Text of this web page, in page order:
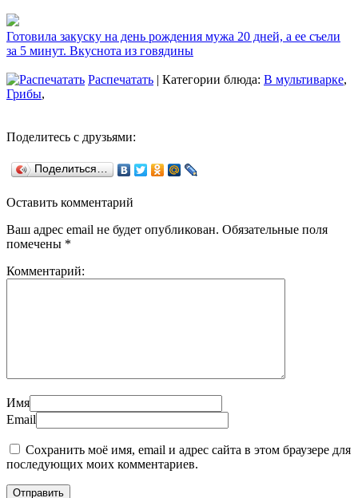
Готовила закуску на день рождения мужа 20 дней, а ее съели
за 5 минут. Вкуснота из говядины
Распечатать | Категории блюда: В мультиварке,
Грибы,
Поделитесь с друзьями:
Поделиться…
Оставить комментарий
Ваш адрес email не будет опубликован. Обязательные поля
помечены *
Комментарий:
Имя
Email
Сохранить моё имя, email и адрес сайта в этом браузере для
последующих моих комментариев.